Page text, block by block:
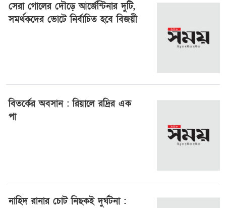
সেরা গোলের দৌড়ে আর্জেন্টিনার দুটি,
সমর্থকদের ভোটে নির্বাচিত হবে বিজয়ী
বিতর্কের অবসান : রিয়ালে রদ্রির এক
পা
নাহিদ রানার চোট নিছকই দুর্ঘটনা :